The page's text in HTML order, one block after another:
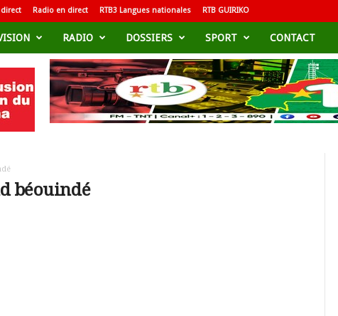
Radio en direct RTB3 Langues nationales RTB GUIRIKO
RADIO DOSSIERS SPORT CONTACT
béouindé